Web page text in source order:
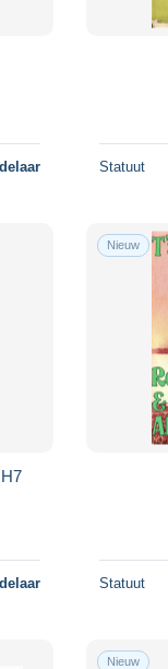
Statuut
Nieuw
Statuut
Nieuw